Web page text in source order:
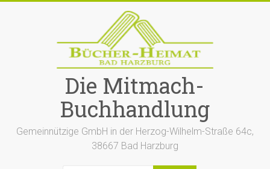
Die Mitmach-
Buchhandlung
Gemeinnützige GmbH in der Herzog-Wilhelm-Straße 64c,
38667 Bad Harzburg